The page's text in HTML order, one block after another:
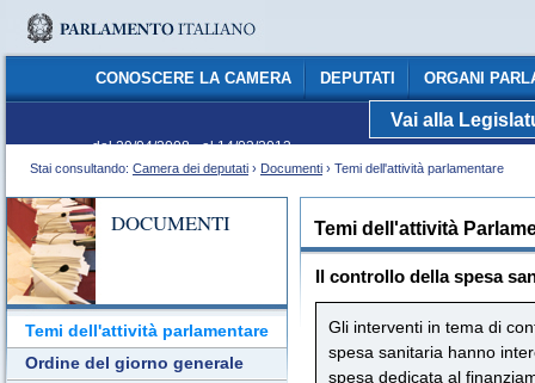
dal 29/04/2008 - al 14/03/2013
Vai alla
CONOSCERE LA CAMERA DEPUTATI ORGANI
Stai consultando: Camera dei deputati › Documenti › Temi dell'attività parlamentare
DOCUMENTI
Temi dell'attività parlamentare
Ordine del giorno generale
Temi dell'attività
Il controllo della spesa
Gli interventi in tema di
spesa sanitaria hanno
spesa dedicata al